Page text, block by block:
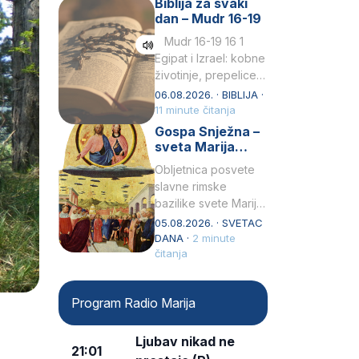
Petar u svojoj
drugoj…
Biblija za svaki
dan – Mudr 16-19
Mudr 16-19 16 1
Egipat i Izrael: kobne
životinje, prepelice
Zato bijahu
primjereno kažnjeni
sličnim životinjamai
mučeni mnoštvom
06.08.2026. · BIBLIJA ·
11 minute čitanja
Gospa Snježna –
sveta Marija
Velika, zaštitnica
rimske bazilike
Obljetnica posvete
slavne rimske
bazilike svete Marije
Velike (Santa Maria
Maggiore) u narodu
se slavi kao Gospa
05.08.2026. · SVETAC
DANA · 2 minute
čitanja
Program Radio Marija
21:01
Ljubav nikad ne